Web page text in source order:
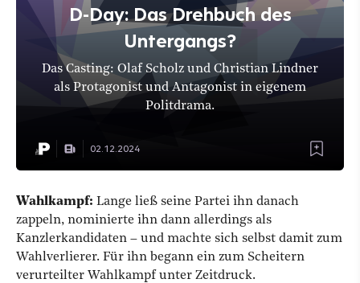
D-Day: Das Drehbuch des
Untergangs?
Das Casting: Olaf Scholz und Christian Lindner
als Protagonist und Antagonist in eigenem
Politdrama.
02.12.2024
Wahlkampf: Lange ließ seine Partei ihn danach
zappeln, nominierte ihn dann allerdings als
Kanzlerkandidaten – und machte sich selbst damit zum
Wahlverlierer. Für ihn begann ein zum Scheitern
verurteilter Wahlkampf unter Zeitdruck.